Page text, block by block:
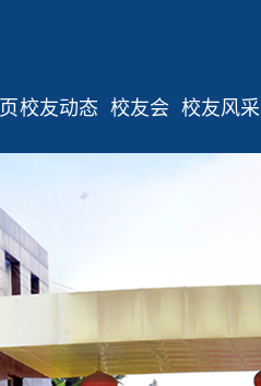
校友动态
校友活动
校友讲堂
校友文苑
通知公告
校友会
校友会简
校友风采
优秀校友